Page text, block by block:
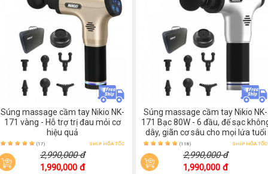
Súng massage cầm tay Nikio NK-
171 vàng - Hỗ trợ trị đau mỏi cơ
hiệu quả
(17) SHIP HỎA TỐC
2,990,000 đ
1,990,000 đ
Súng massage cầm tay Nikio NK-
171 Bạc 80W - 6 đầu, đế sạc
dây, giãn cơ sâu cho mọi lứa tuổi
(118) SHIP HỎA TỐC
2,990,000 đ
1,990,000 đ